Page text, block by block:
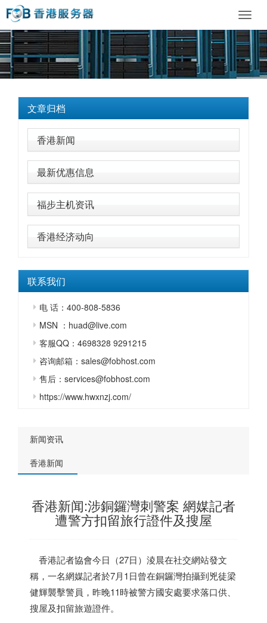
文章归档
香港新闻
最新优惠信息
福步主机资讯
香港经济动向
联系我们
电 话：400-808-5836
MSN ：huad@live.com
客服QQ：4698328 9291215
咨询邮箱：sales@fobhost.com
售后：services@fobhost.com
https://www.hwxnzj.com/
新闻资讯
香港新闻
香港新闻:涉銅鑼灣刺警案 網媒記者
遭警方扣留旅行證件及搜屋
香港記者協會今日（27日）淩晨在社交網站發文
稱，一名網媒記者於7月1日曾在銅鑼灣拍攝到兇徒梁
健輝襲擊警員，昨晚11時被警方國安處要求落口供、
搜屋及扣留旅遊證件。